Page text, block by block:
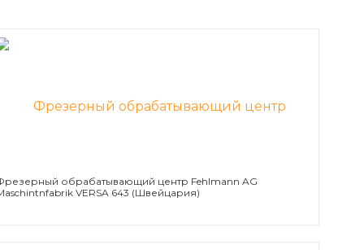
обрабатывающий центр Fehlmann AG
VERSA 643 (Швейцария)